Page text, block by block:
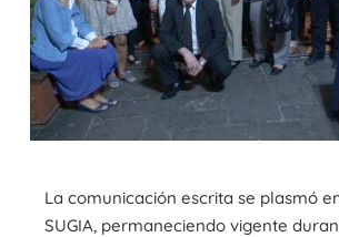
La comunicación escrita se plasmó
SUGIA, permaneciendo vigente